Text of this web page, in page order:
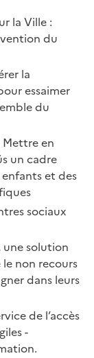
la Ville :
du
la
essaimer
du
Mettre en
un cadre
et des
sociaux
une solution
non recours
dans leurs
de l’accès
-